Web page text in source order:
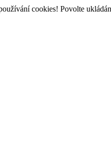
cookies! Povolte